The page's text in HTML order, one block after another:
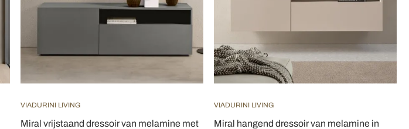
VIADURINI LIVING
Miral vrijstaand dressoir van melamine met
VIADURINI LIVING
Miral hangend dressoir van melamine in